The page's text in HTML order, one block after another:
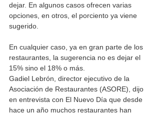
dejar. En algunos casos ofrecen varias
opciones, en otros, el porciento ya viene
sugerido.
En cualquier caso, ya en gran parte de los
restaurantes, la sugerencia no es dejar el
15% sino el 18% o más.
Gadiel Lebrón, director ejecutivo de la
Asociación de Restaurantes (ASORE), dijo
en entrevista con El Nuevo Día que desde
hace un año muchos restaurantes han